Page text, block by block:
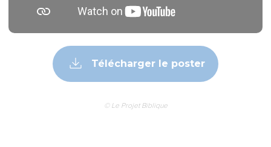
Télécharger le poster
© Le Projet Biblique